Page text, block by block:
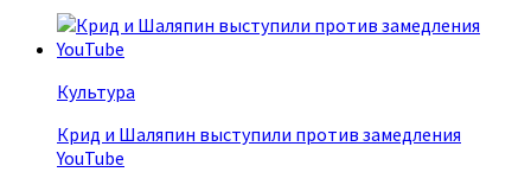
Культура
Крид и Шаляпин выступили против замедления
YouTube